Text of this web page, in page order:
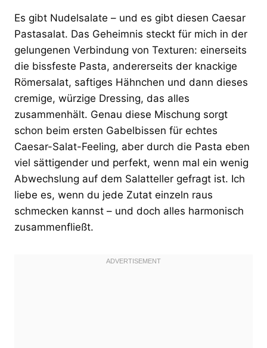
Es gibt Nudelsalate – und es gibt diesen Caesar
Pastasalat. Das Geheimnis steckt für mich in der
gelungenen Verbindung von Texturen: einerseits
die bissfeste Pasta, andererseits der knackige
Römersalat, saftiges Hähnchen und dann dieses
cremige, würzige Dressing, das alles
zusammenhält. Genau diese Mischung sorgt
schon beim ersten Gabelbissen für echtes
Caesar-Salat-Feeling, aber durch die Pasta eben
viel sättigender und perfekt, wenn mal ein wenig
Abwechslung auf dem Salatteller gefragt ist. Ich
liebe es, wenn du jede Zutat einzeln raus
schmecken kannst – und doch alles harmonisch
zusammenfließt.